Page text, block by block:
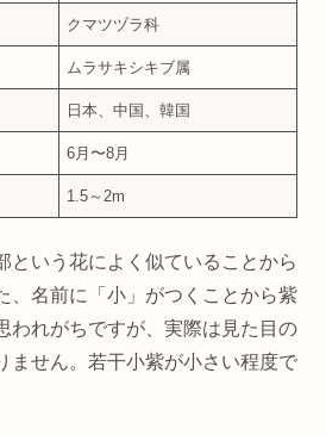
クマツヅラ科
ムラサキシキブ属
日本、中国、韓国
6月〜8月
1.5～2m
という花によく似ていることから
、名前に「小」がつくことから紫
われがちですが、実際は見た目の
ません。若干小紫が小さい程度で